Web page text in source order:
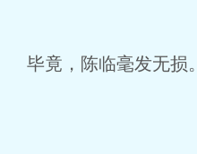
毕竟，陈临毫发无损。